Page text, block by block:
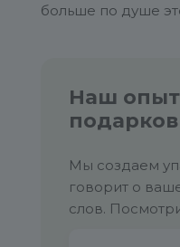
больше по душе
Наш опыт
подарков
Мы создаем
говорит о
слов.